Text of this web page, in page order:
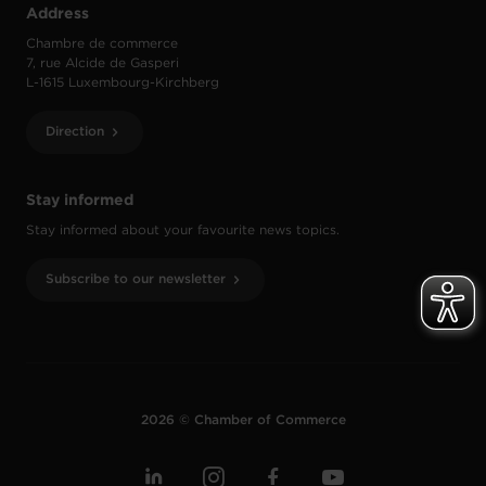
Stay informed
Stay informed about your favourite news topics.
Subscribe to our newsletter
Address
Chambre de commerce
7, rue Alcide de Gasperi
L-1615 Luxembourg-Kirchberg
Direction
2026 © Chamber of Commerce